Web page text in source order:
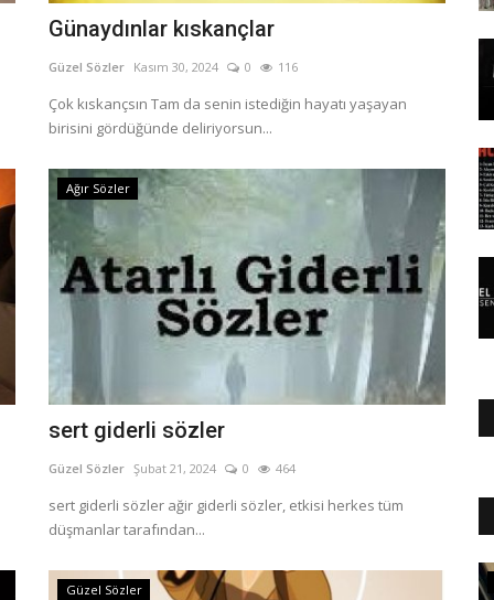
Günaydınlar kıskançlar
Güzel Sözler Kasım 30, 2024 0 116
Çok kıskançsın Tam da senin istediğin hayatı yaşayan
birisini gördüğünde deliriyorsun...
Ağır Sözler
sert giderli sözler
Güzel Sözler Şubat 21, 2024 0 464
sert giderli sözler ağir giderli sözler, etkisi herkes tüm
düşmanlar tarafından...
Güzel Sözler
Güzel Sözler